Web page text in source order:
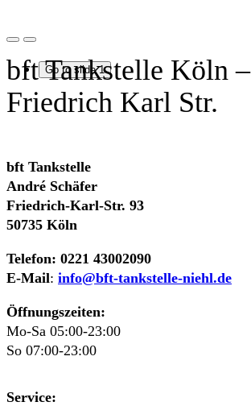
Go to slide 1
bft Tankstelle Köln –
Friedrich Karl Str.
bft Tankstelle
André Schäfer
Friedrich-Karl-Str. 93
50735 Köln
Telefon: 0221 43002090
E-Mail: info@bft-tankstelle-niehl.de
Öffnungszeiten:
Mo-Sa 05:00-23:00
So 07:00-23:00
Service: